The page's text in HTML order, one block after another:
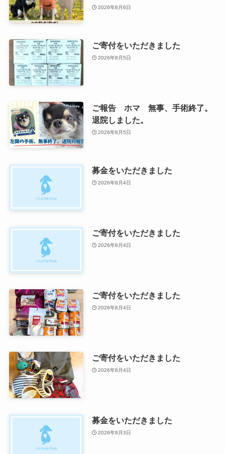
2026年8月6日
ご寄付をいただきました
2026年8月5日
ご報告 ホマ 無事、手術終了。
退院しました。
2026年8月5日
募金をいただきました
2026年8月4日
ご寄付をいただきました
2026年8月4日
ご寄付をいただきました
2026年8月4日
ご寄付をいただきました
2026年8月4日
募金をいただきました
2026年8月3日